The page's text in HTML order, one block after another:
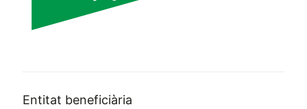
Entitat beneficiària